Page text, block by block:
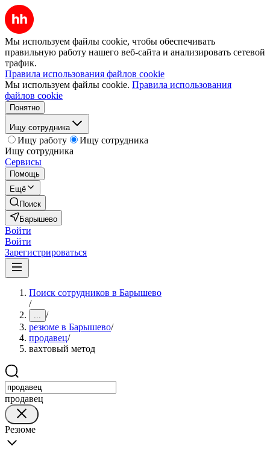
Мы используем файлы cookie, чтобы обеспечивать
правильную работу нашего веб-сайта и анализировать сетевой
трафик.
Правила использования файлов cookie
Мы используем файлы cookie. Правила использования
файлов cookie
Понятно
Ищу сотрудника
Ищу работу
Ищу сотрудника
Ищу сотрудника
Сервисы
Помощь
Ещё
Поиск
Барышево
Войти
Войти
Зарегистрироваться
Поиск сотрудников в Барышево
/
... /
резюме в Барышево/
продавец/
вахтовый метод
продавец
Резюме